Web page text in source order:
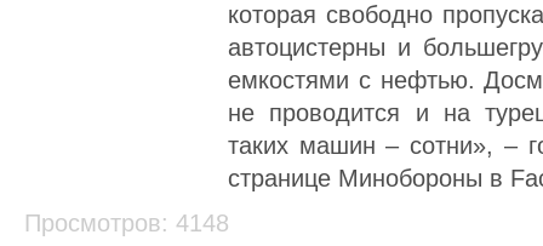
которая свободно
автоцистерны и
емкостями с нефтью.
не проводится и на
таких машин – сотни», –
странице Минобороны в
Просмотров: 4148